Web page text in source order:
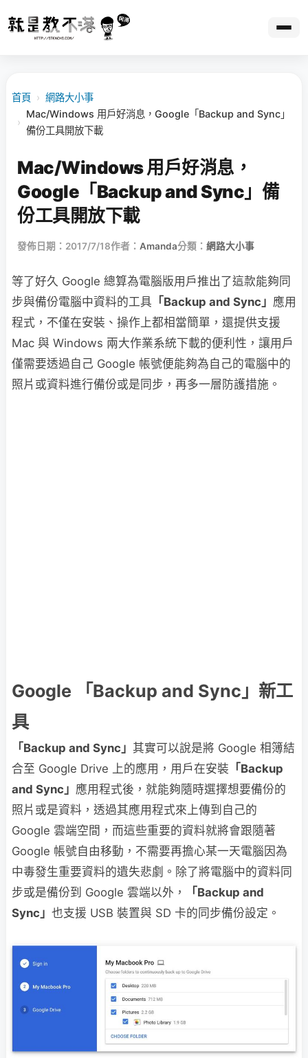
首頁 › 網路大小事
›
Mac/Windows 用戶好消息，Google「Backup and Sync」
備份工具開放下載
Mac/Windows 用戶好消息，
Google「Backup and Sync」備
份工具開放下載
發佈日期：2017/7/18作者： Amanda分類： 網路大小事
等了好久 Google 總算為電腦版用戶推出了這款能夠同
步與備份電腦中資料的工具 「Backup and Sync」 應用
程式，不僅在安裝、操作上都相當簡單，還提供支援
Mac 與 Windows 兩大作業系統下載的便利性，讓用戶
僅需要透過自己 Google 帳號便能夠為自己的電腦中的
照片或資料進行備份或是同步，再多一層防護措施。
Google 「Backup and Sync」新工
具
「Backup and Sync」 其實可以說是將 Google 相簿結
合至 Google Drive 上的應用，用戶在安裝 「Backup
and Sync」 應用程式後，就能夠隨時選擇想要備份的
照片或是資料，透過其應用程式來上傳到自己的
Google 雲端空間，而這些重要的資料就將會跟隨著
Google 帳號自由移動，不需要再擔心某一天電腦因為
中毒發生重要資料的遺失悲劇。除了將電腦中的資料同
步或是備份到 Google 雲端以外，
「Backup and
Sync」 也支援 USB 裝置與 SD 卡的同步備份設定。